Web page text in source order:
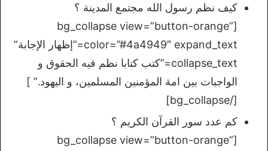
كيف نظم رسول الله مجتمع المدينة ؟
[bg_collapse view=”button-orange”
color=”#4a4949″ expand_text=”إظهار الإجابة”
collapse_text=”كتب كتابا نظم فيه الحقوق و
الواجبات بين امة المؤمنين المسلمين، و اليهود.” ]
[/bg_collapse]
كم عدد سور القرآن الكريم ؟
[bg_collapse view=”button-orange”